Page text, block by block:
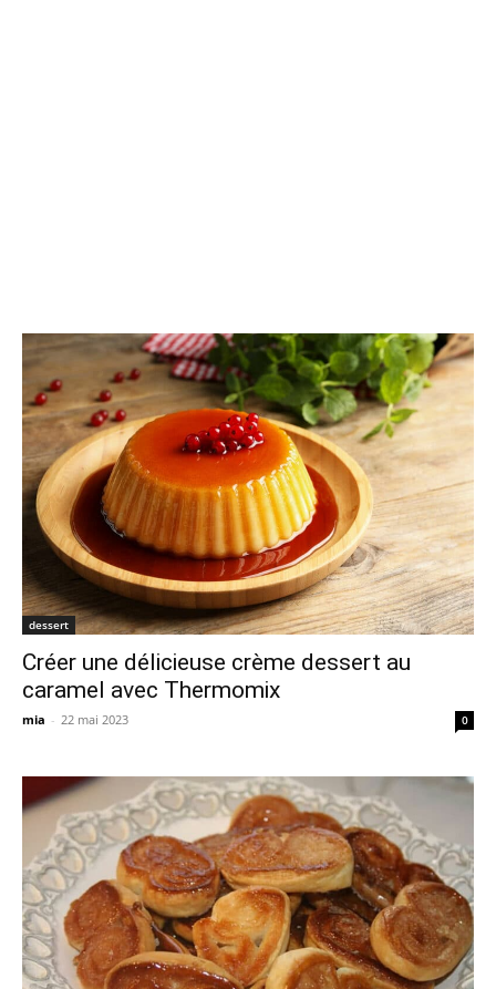
dessert
Créer une délicieuse crème dessert au
caramel avec Thermomix
mia - 22 mai 2023 0